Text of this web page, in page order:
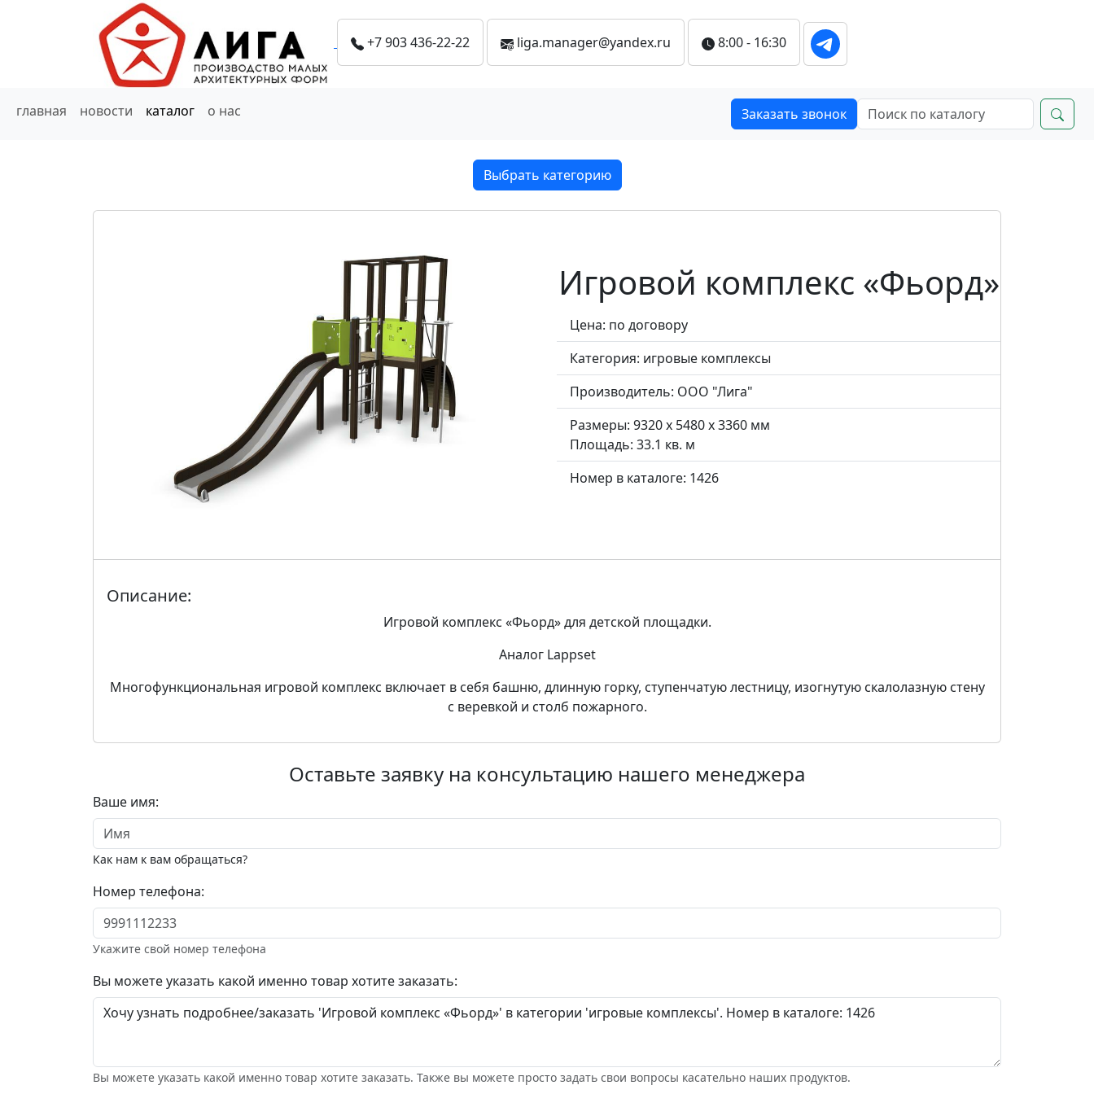
+7 903 436-22-22 liga.manager@yandex.ru 8:00 - 16:30
главная новости каталог о нас Заказать звонок
Выбрать категорию
Игровой комплекс «Фьорд»
Цена: по договору
Категория: игровые комплексы
Производитель: ООО "Лига"
Размеры: 9320 x 5480 x 3360 мм
Площадь: 33.1 кв. м
Номер в каталоге: 1426
Описание:
Игровой комплекс «Фьорд» для детской площадки.
Аналог Lappset
Многофункциональная игровой комплекс включает в себя башню, длинную горку, ступенчатую лестницу, изогнутую скалолазную стену
с веревкой и столб пожарного.
Оставьте заявку на консультацию нашего менеджера
Ваше имя:
Как нам к вам обращаться?
Номер телефона:
Укажите свой номер телефона
Вы можете указать какой именно товар хотите заказать:
Вы можете указать какой именно товар хотите заказать. Также вы можете просто задать свои вопросы касательно наших продуктов.